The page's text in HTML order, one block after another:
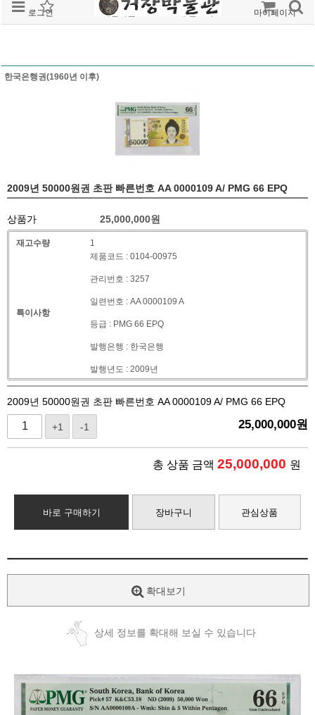
로그인 회원가입 주문조회 마이페이지
한국은행권(1960년 이후)
2009년 50000원권 초판 빠른번호 AA 0000109 A/ PMG 66 EPQ
상품가 25,000,000원
재고수량 1
특이사항
제품코드 : 0104-00975
관리번호 : 3257
일련번호 : AA 0000109 A
등급 : PMG 66 EPQ
발행은행 : 한국은행
발행년도 : 2009년
2009년 50000원권 초판 빠른번호 AA 0000109 A/ PMG 66 EPQ
+1 -1 25,000,000원
총 상품 금액 25,000,000 원
바로 구매하기 장바구니 관심상품
확대보기
상세 정보를 확대해 보실 수 있습니다